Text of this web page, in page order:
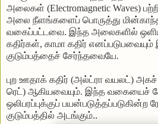
அலைகள் (Electromagnetic Waves)
அலை நீளங்களைப் பொருத்து
வகைப்பட்டவை. இந்த அலைகளில்
கதிர்கள், காமா கதிர் எனப்படுபவையும்
குடும்பத்தைச் சேர்ந்தவையே.
புற ஊதாக் கதிர் (அல்ட்ரா வயலட் ) அகச்
ரெட் ) ஆகியவையும். இந்த வகையைச்
ஒலிபரப்புக்குப் பயன்படுத்தப்படுகின்ற
குடும்பத்தில் அடங்கும்..